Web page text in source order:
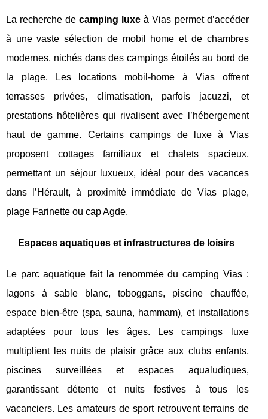
La recherche decamping luxe à Vias permet d’accéder
à une vaste sélection de mobil home et de chambres
modernes, nichés dans des campings étoilés au bord de
la plage. Les locations mobil-home à Vias offrent
terrasses privées, climatisation, parfois jacuzzi, et
prestations hôtelières qui rivalisent avec l’hébergement
haut de gamme. Certains campings de luxe à Vias
proposent cottages familiaux et chalets spacieux,
permettant un séjour luxueux, idéal pour des vacances
dans l’Hérault, à proximité immédiate de Vias plage,
plage Farinette ou cap Agde.
Espaces aquatiques et infrastructures de loisirs
Le parc aquatique fait la renommée du camping Vias :
lagons à sable blanc, toboggans, piscine chauffée,
espace bien-être (spa, sauna, hammam), et installations
adaptées pour tous les âges. Les campings luxe
multiplient les nuits de plaisir grâce aux clubs enfants,
piscines surveillées et espaces aqualudiques,
garantissant détente et nuits festives à tous les
vacanciers. Les amateurs de sport retrouvent terrains de